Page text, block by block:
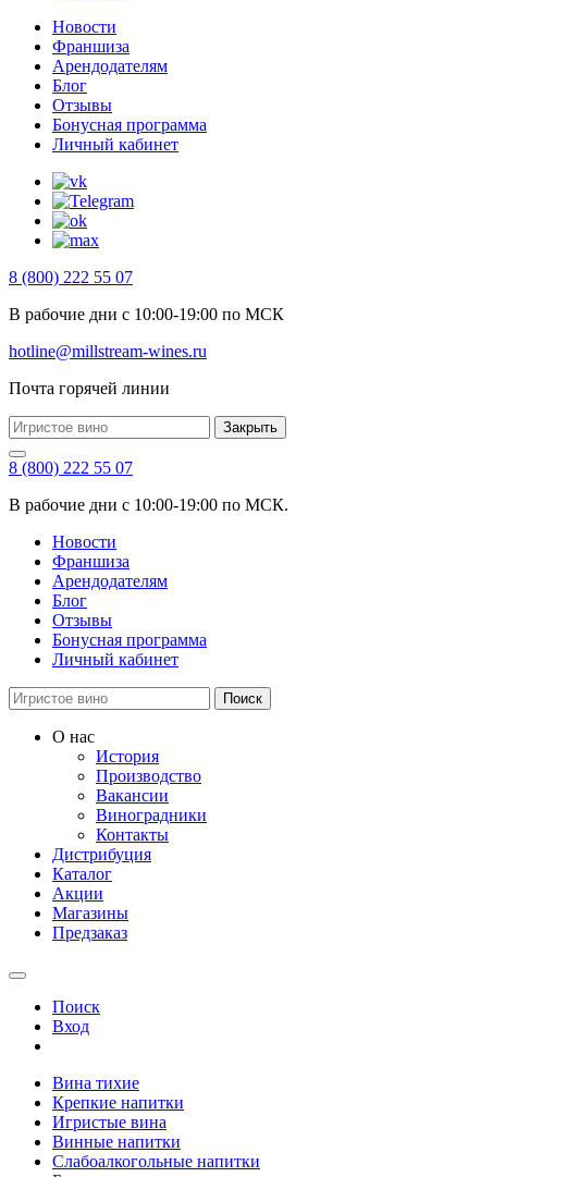
Новости
Франшиза
Арендодателям
Блог
Отзывы
Бонусная программа
Личный кабинет
8 (800) 222 55 07
В рабочие дни с 10:00-19:00 по МСК
hotline@millstream-wines.ru
Почта горячей линии
Закрыть
8 (800) 222 55 07
В рабочие дни с 10:00-19:00 по МСК.
Новости
Франшиза
Арендодателям
Блог
Отзывы
Бонусная программа
Личный кабинет
Поиск
О нас
История
Производство
Вакансии
Виноградники
Контакты
Дистрибуция
Каталог
Акции
Магазины
Предзаказ
Поиск
Вход
Вина тихие
Крепкие напитки
Игристые вина
Винные напитки
Слабоалкогольные напитки